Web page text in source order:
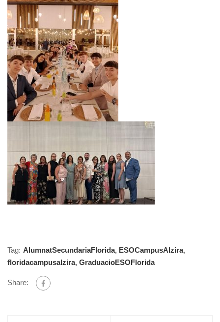
Tag: AlumnatSecundariaFlorida, ESOCampusAlzira,
floridacampusalzira, GraduacioESOFlorida
Share: